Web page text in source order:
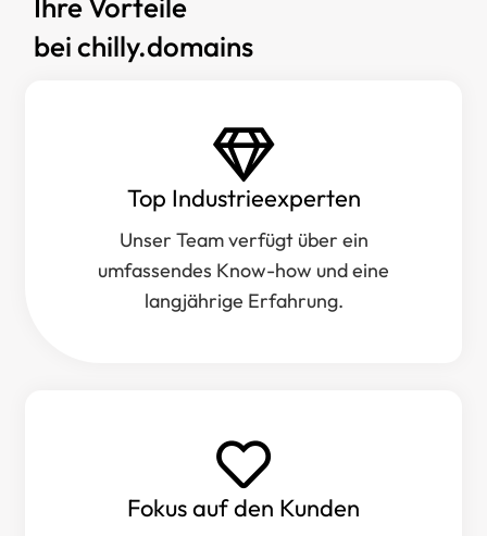
Ihre Vorteile
bei chilly.domains
Top Industrieexperten
Unser Team verfügt über ein
umfassendes Know-how und eine
langjährige Erfahrung.
Fokus auf den Kunden